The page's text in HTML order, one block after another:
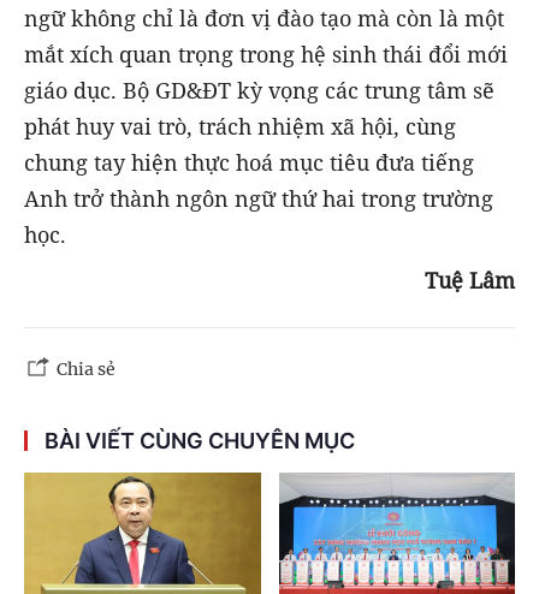
ngữ không chỉ là đơn vị đào tạo mà còn là một
mắt xích quan trọng trong hệ sinh thái đổi mới
giáo dục. Bộ GD&ĐT kỳ vọng các trung tâm sẽ
phát huy vai trò, trách nhiệm xã hội, cùng
chung tay hiện thực hoá mục tiêu đưa tiếng
Anh trở thành ngôn ngữ thứ hai trong trường
học.
Tuệ Lâm
Chia sẻ
BÀI VIẾT CÙNG CHUYÊN MỤC